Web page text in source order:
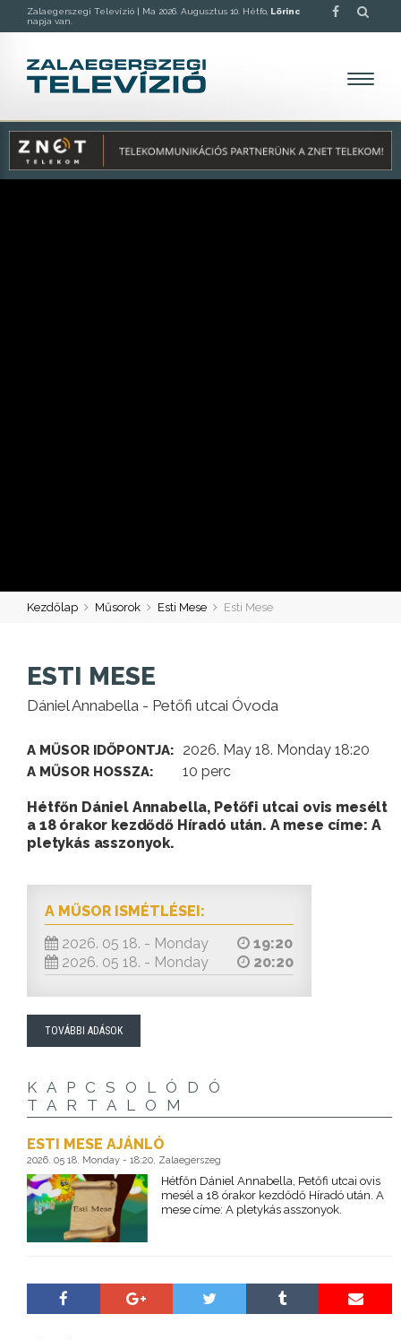
Zalaegerszegi Televízió | Ma 2026. Augusztus 10. Hétfo, Lörinc
napja van.
Kezdőlap Műsorok Esti Mese Esti Mese
ESTI MESE
Dániel Annabella - Petőfi utcai Óvoda
A MŰSOR IDŐPONTJA: 2026. May 18. Monday 18:20
A MŰSOR HOSSZA: 10 perc
Hétfőn Dániel Annabella, Petőfi utcai ovis mesélt
a 18 órakor kezdődő Híradó után. A mese címe: A
pletykás asszonyok.
A MŰSOR ISMÉTLÉSEI:
2026. 05 18. - Monday
19:20
2026. 05 18. - Monday
20:20
TOVÁBBI ADÁSOK
KAPCSOLÓDÓ
TARTALOM
ESTI MESE AJÁNLÓ
2026. 05 18. Monday - 18:20, Zalaegerszeg
Hétfőn Dániel Annabella, Petőfi utcai ovis
mesél a 18 órakor kezdődő Híradó után. A
mese címe: A pletykás asszonyok.